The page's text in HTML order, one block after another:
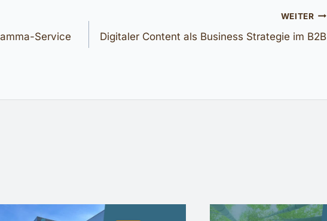
Service
WEITER
Digitaler Content als Business Strategie im B2B